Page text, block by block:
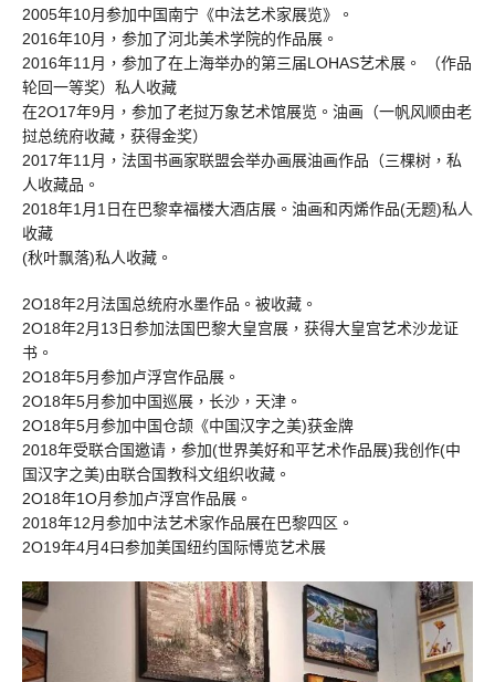
2005年10月参加中国南宁《中法艺术家展览》。
2016年10月，参加了河北美术学院的作品展。
2016年11月，参加了在上海举办的第三届LOHAS艺术展。 （作品
轮回一等奖）私人收藏
在2O17年9月，参加了老挝万象艺术馆展览。油画（一帆风顺由老
挝总统府收藏，获得金奖）
2017年11月，法国书画家联盟会举办画展油画作品（三棵树，私
人收藏品。
2018年1月1日在巴黎幸福楼大酒店展。油画和丙烯作品(无题)私人
收藏
(秋叶飘落)私人收藏。
2O18年2月法国总统府水墨作品。被收藏。
2O18年2月13日参加法国巴黎大皇宫展，获得大皇宫艺术沙龙证
书。
2O18年5月参加卢浮宫作品展。
2O18年5月参加中国巡展，长沙，天津。
2O18年5月参加中国仓颉《中国汉字之美)获金牌
2018年受联合国邀请，参加(世界美好和平艺术作品展)我创作(中
国汉字之美)由联合国教科文组织收藏。
2O18年1O月参加卢浮宫作品展。
2018年12月参加中法艺术家作品展在巴黎四区。
2O19年4月4曰参加美国纽约国际愽览艺术展